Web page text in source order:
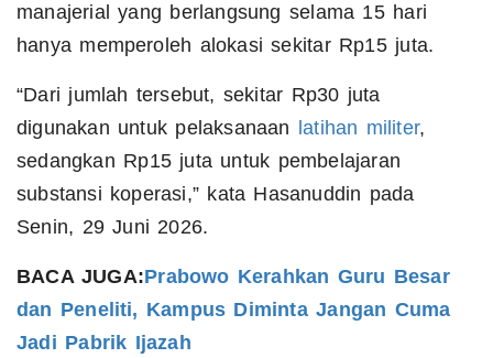
manajerial yang berlangsung selama 15 hari
hanya memperoleh alokasi sekitar Rp15 juta.
“Dari jumlah tersebut, sekitar Rp30 juta
digunakan untuk pelaksanaan
latihan militer,
sedangkan Rp15 juta untuk pembelajaran
substansi koperasi,” kata Hasanuddin pada
Senin, 29 Juni 2026.
BACA JUGA:Prabowo Kerahkan Guru Besar
dan Peneliti, Kampus Diminta Jangan Cuma
Jadi Pabrik Ijazah